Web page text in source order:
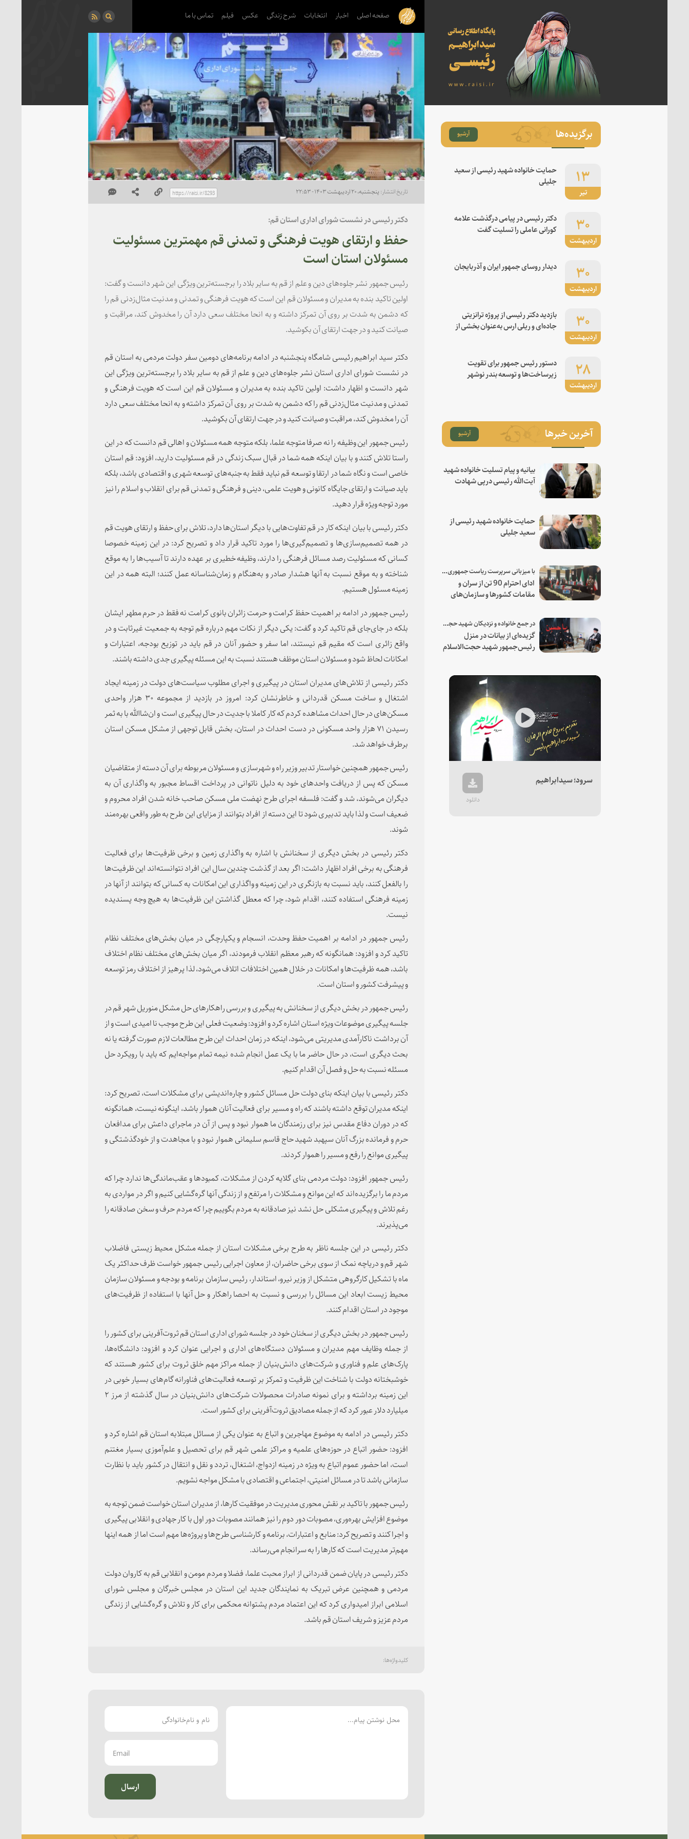
صفحه اصلی اخبار انتخابات شرح زندگی عکس فیلم تماس با ما
پنجشنبه، ۲۰ اردیبهشت ۱۴۰۳ - ۲۲:۵۳
دکتر رئیسی در نشست شورای اداری استان قم:
حفظ و ارتقای هویت فرهنگی و تمدنی قم مهمترین مسئولیت
مسئولان استان است
رئیس جمهور نشر جلوه‌های دین و علم از قم به سایر بلاد را برجسته‌ترین ویژگی این شهر دانست و گفت:
اولین تاکید بنده به مدیران و مسئولان قم این است که هویت فرهنگی و تمدنی و مدنیت مثال‌زدنی قم را
که دشمن به شدت بر روی آن تمرکز داشته و به انحا مختلف سعی دارد آن را مخدوش کند، مراقبت و
صیانت کنید و در جهت ارتقای آن بکوشید.
دکتر سید ابراهیم رئیسی شامگاه پنجشنبه در ادامه برنامه‌های دومین سفر دولت مردمی به استان قم
در نشست شورای اداری استان نشر جلوه‌های دین و علم از قم به سایر بلاد را برجسته‌ترین ویژگی این
شهر دانست و اظهار داشت: اولین تاکید بنده به مدیران و مسئولان قم این است که هویت فرهنگی و
تمدنی و مدنیت مثال‌زدنی قم را که دشمن به شدت بر روی آن تمرکز داشته و به انحا مختلف سعی دارد
آن را مخدوش کند، مراقبت و صیانت کنید و در جهت ارتقای آن بکوشید.
رئیس جمهور این وظیفه را نه صرفا متوجه علما، بلکه متوجه همه مسئولان و اهالی قم دانست که در این
راستا تلاش کنند و با بیان اینکه همه شما در قبال سبک زندگی در قم مسئولیت دارید، افزود: قم استان
خاصی است و نگاه شما در ارتقا و توسعه قم نباید فقط به جنبه‌های توسعه شهری و اقتصادی باشد، بلکه
باید صیانت و ارتقای جایگاه کانونی و هویت علمی، دینی و فرهنگی و تمدنی قم برای انقلاب و اسلام را نیز
مورد توجه ویژه قرار دهید.
دکتر رئیسی با بیان اینکه کار در قم تفاوت‌هایی با دیگر استان‌ها دارد، تلاش برای حفظ و ارتقای هویت قم
در همه تصمیم‌سازی‌ها و تصمیم‌گیری‌ها را مورد تاکید قرار داد و تصریح کرد: در این زمینه خصوصا
کسانی که مسئولیت رصد مسائل فرهنگی را دارند، وظیفه خطیری بر عهده دارند تا آسیب‌ها را به موقع
شناخته و به موقع نسبت به آنها هشدار صادر و به‌هنگام و زمان‌شناسانه عمل کنند؛ البته همه در این
زمینه مسئول هستیم.
رئیس جمهور در ادامه بر اهمیت حفظ کرامت و حرمت زائران بانوی کرامت نه فقط در حرم مطهر ایشان
بلکه در جای‌جای قم تاکید کرد و گفت: یکی دیگر از نکات مهم درباره قم توجه به جمعیت غیرثابت و در
واقع زائری است که مقیم قم نیستند، اما سفر و حضور آنان در قم باید در توزیع بودجه، اعتبارات و
امکانات لحاظ شود و مسئولان استان موظف هستند نسبت به این مسئله پیگیری جدی داشته باشند.
دکتر رئیسی از تلاش‌های مدیران استان در پیگیری و اجرای مطلوب سیاست‌های دولت در زمینه ایجاد
اشتغال و ساخت مسکن قدردانی و خاطرنشان کرد: امروز در بازدید از مجموعه ۳۰ هزار واحدی
مسکن‌های در حال احداث مشاهده کردم که کار کاملا با جدیت در حال پیگیری است و ان‌شاالله با به ثمر
رسیدن ۷۱ هزار واحد مسکونی در دست احداث در استان، بخش قابل توجهی از مشکل مسکن استان
برطرف خواهد شد.
رئیس جمهور همچنین خواستار تدبیر وزیر راه و شهرسازی و مسئولان مربوطه برای آن دسته از متقاضیان
مسکن که پس از دریافت واحدهای خود به دلیل ناتوانی در پرداخت اقساط مجبور به واگذاری آن به
دیگران می‌شوند، شد و گفت: فلسفه اجرای طرح نهضت ملی مسکن صاحب خانه شدن افراد محروم و
ضعیف است و لذا باید تدبیری شود تا این دسته از افراد بتوانند از مزایای این طرح به طور واقعی بهره‌مند
شوند.
دکتر رئیسی در بخش دیگری از سخنانش با اشاره به واگذاری زمین و برخی ظرفیت‌ها برای فعالیت
فرهنگی به برخی افراد اظهار داشت: اگر بعد از گذشت چندین سال این افراد نتوانسته‌اند این ظرفیت‌ها
را بالفعل کنند، باید نسبت به بازنگری در این زمینه و واگذاری این امکانات به کسانی که بتوانند از آنها در
زمینه فرهنگی استفاده کنند، اقدام شود، چرا که معطل گذاشتن این ظرفیت‌ها به هیچ وجه پسندیده
نیست.
رئیس جمهور در ادامه بر اهمیت حفظ وحدت، انسجام و یکپارچگی در میان بخش‌های مختلف نظام
تاکید کرد و افزود: همانگونه که رهبر معظم انقلاب فرمودند، اگر میان بخش‌های مختلف نظام اختلاف
باشد، همه ظرفیت‌ها و امکانات در خلال همین اختلافات اتلاف می‌شود، لذا پرهیز از اختلاف رمز توسعه
و پیشرفت کشور و استان است.
رئیس جمهور در بخش دیگری از سخنانش به پیگیری و بررسی راهکارهای حل مشکل منوریل شهر قم در
جلسه پیگیری موضوعات ویژه استان اشاره کرد و افزود: وضعیت فعلی این طرح موجب نا امیدی است و از
آن برداشت ناکارآمدی مدیریتی می‌شود، اینکه در زمان احداث این طرح مطالعات لازم صورت گرفته یا نه
بحث دیگری است، در حال حاضر ما با یک عمل انجام شده نیمه تمام مواجه‌ایم که باید با رویکرد حل
مسئله نسبت به حل و فصل آن اقدام کنیم.
دکتر رئیسی با بیان اینکه بنای دولت حل مسائل کشور و چاره‌اندیشی برای مشکلات است، تصریح کرد:
اینکه مدیران توقع داشته باشند که راه و مسیر برای فعالیت آنان هموار باشد، اینگونه نیست، همانگونه
که در دوران دفاع مقدس نیز برای رزمندگان ما هموار نبود و پس از آن در ماجرای داعش برای مدافعان
حرم و فرمانده بزرگ آنان سپهبد شهید حاج قاسم سلیمانی هموار نبود و با مجاهدت و از خودگذشتگی و
پیگیری موانع را رفع و مسیر را هموار کردند.
رئیس جمهور افزود: دولت مردمی بنای گلایه کردن از مشکلات، کمبودها و عقب‌ماندگی‌ها ندارد چرا که
مردم ما را برگزیده‌اند که این موانع و مشکلات را مرتفع و از زندگی آنها گره‌گشایی کنیم و اگر در مواردی به
رغم تلاش و پیگیری مشکلی حل نشد نیز صادقانه به مردم بگوییم چرا که مردم حرف و سخن صادقانه را
می‌پذیرند.
دکتر رئیسی در این جلسه ناظر به طرح برخی مشکلات استان از جمله مشکل محیط زیستی فاضلاب
شهر قم و دریاچه نمک از سوی برخی حاضران، از معاون اجرایی رئیس جمهور خواست ظرف حداکثر یک
ماه با تشکیل کارگروهی متشکل از وزیر نیرو، استاندار، رئیس سازمان برنامه و بودجه و مسئولان سازمان
محیط زیست ابعاد این مسائل را بررسی و نسبت به احصا راهکار و حل آنها با استفاده از ظرفیت‌های
موجود در استان اقدام کنند.
رئیس جمهور در بخش دیگری از سخنان خود در جلسه شورای اداری استان قم ثروت‌آفرینی برای کشور را
از جمله وظایف مهم مدیران و مسئولان دستگاه‌های اداری و اجرایی عنوان کرد و افزود: دانشگاه‌ها،
پارک‌های علم و فناوری و شرکت‌های دانش‌بنیان از جمله مراکز مهم خلق ثروت برای کشور هستند که
خوشبختانه دولت با شناخت این ظرفیت و تمرکز بر توسعه فعالیت‌های فناورانه گام‌های بسیار خوبی در
این زمینه برداشته و برای نمونه صادرات محصولات شرکت‌های دانش‌بنیان در سال گذشته از مرز ۲
میلیارد دلار عبور کرد که از جمله مصادیق ثروت‌آفرینی برای کشور است.
دکتر رئیسی در ادامه به موضوع مهاجرین و اتباع به عنوان یکی از مسائل مبتلابه استان قم اشاره کرد و
افزود: حضور اتباع در حوزه‌های علمیه و مراکز علمی شهر قم برای تحصیل و علم‌آموزی بسیار مغتنم
است، اما حضور عموم اتباع به ویژه در زمینه ازدواج، اشتغال، تردد و نقل و انتقال در کشور باید با نظارت
سازمانی باشد تا در مسائل امنیتی، اجتماعی و اقتصادی با مشکل مواجه نشویم.
رئیس جمهور با تاکید بر نقش محوری مدیریت در موفقیت کارها، از مدیران استان خواست ضمن توجه به
موضوع افزایش بهره‌وری، مصوبات دور دوم را نیز همانند مصوبات دور اول با کار جهادی و انقلابی پیگیری
و اجرا کنند و تصریح کرد: منابع و اعتبارات، برنامه و کارشناسی طرح‌ها و پروژه‌ها مهم است اما از همه اینها
مهم‌تر مدیریت است که کارها را به سرانجام می‌رساند.
دکتر رئیسی در پایان ضمن قدردانی از ابراز محبت علما، فضلا و مردم مومن و انقلابی قم به کاروان دولت
مردمی و همچنین عرض تبریک به نمایندگان جدید این استان در مجلس خبرگان و مجلس شورای
اسلامی ابراز امیدواری کرد که این اعتماد مردم پشتوانه محکمی برای کار و تلاش و گره‌گشایی از زندگی
مردم عزیز و شریف استان قم باشد.
ارسال
برگزیده‌ها آرشیو
تیر
۱۳
حمایت خانواده شهید رئیسی از سعید
جلیلی
اردیبهشت
۳۰
دکتر رئیسی در پیامی درگذشت علامه
کورانی عاملی را تسلیت گفت
اردیبهشت
۳۰ دیدار روسای جمهور ایران و آذربایجان
اردیبهشت
۳۰
بازدید دکتر رئیسی از پروژه ترانزیتی
جاده‌ای و ریلی ارس به‌عنوان بخشی از
اردیبهشت
۲۸
دستور رئیس جمهور برای تقویت
زیرساخت‌ها و توسعه بندر نوشهر
آخرین خبرها آرشیو
بیانیه و پیام تسلیت خانواده شهید
آیت‌الله رئیسی درپی شهادت
حمایت خانواده شهید رئیسی از
سعید جلیلی
با میزبانی سرپرست ریاست جمهوری صورت گرفت؛
ادای احترام 90 تن از سران و
مقامات کشورها و سازمان‌های
در جمع خانواده و نزدیکان شهید حجت‌الاسلام‌والمسلمین رئیسی:
گزیده‌ای از بیانات در منزل
رئیس‌جمهور شهید حجت‌الاسلام
Play
Video
سرود؛ سیدابراهیم
دانلود